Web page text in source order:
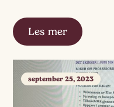
Les mer
september 25, 2023